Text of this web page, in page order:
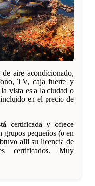
aire acondicionado,
TV, caja fuerte y
vista es a la ciudad o
en el precio de
certificada y ofrece
grupos pequeños (o en
allí su licencia de
certificados. Muy